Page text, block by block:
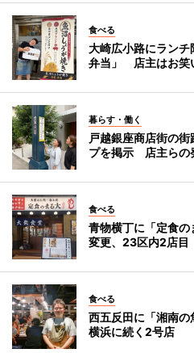
食べる
大崎広小路にランチ
弁当」 店主はお笑
暮らす・働く
戸越銀座商店街の
プを掲示 店主らの
食べる
青物横丁に「定食
変更、23区内2店目
食べる
西五反田に「湘南
横浜に続く2号店